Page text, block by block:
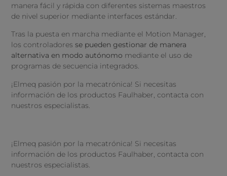
manera fácil y rápida con diferentes sistemas maestros
de nivel superior mediante interfaces estándar.
Tras la puesta en marcha mediante el Motion Manager,
los controladoresse pueden gestionar de manera
alternativa en modo autónomo mediante el uso de
programas de secuencia integrados.
¡Elmeq pasión por la mecatrónica! Si necesitas
información de los productos Faulhaber, contacta con
nuestros especialistas.
¡Elmeq pasión por la mecatrónica! Si necesitas
información de los productos Faulhaber, contacta con
nuestros especialistas.